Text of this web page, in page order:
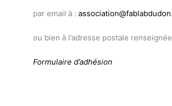
par email à :
ou bien à l’adresse postale
Formulaire d’adhésion